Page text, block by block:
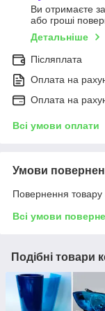
Ви отримаєте
або гроші
Детальніше
Післяплата
Оплата на
Оплата на
Всі умови оплати
Умови
Повернення товару
Всі умови
Подібні товари